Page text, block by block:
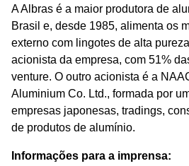
A Albras é a maior produtora de
Brasil e, desde 1985, alimenta os
externo com lingotes de alta
acionista da empresa, com 51%
venture. O outro acionista é a
Aluminium Co. Ltd., formada por
empresas japonesas, tradings,
de produtos de alumínio.
Informações para a imprensa: